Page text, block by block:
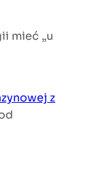
mieć „u
z